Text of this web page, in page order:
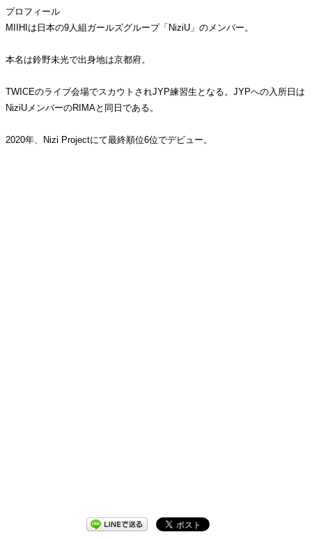
プロフィール
MIIHIは日本の9人組ガールズグループ「NiziU」のメンバー。
本名は鈴野未光で出身地は京都府。
TWICEのライブ会場でスカウトされJYP練習生となる。JYPへの入所日は
NiziUメンバーのRIMAと同日である。
2020年、Nizi Projectにて最終順位6位でデビュー。